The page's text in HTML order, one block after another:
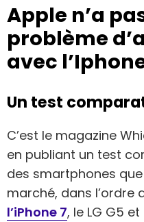
Apple n’a
problème
avec
Un test
C’est le magazine
en publiant un test
des smartphones
marché, dans l’ordre
l’iPhone 7, le LG G5 et